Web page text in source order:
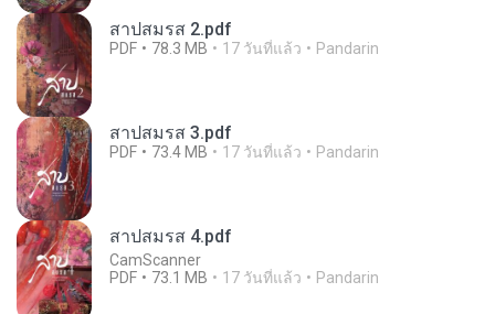
สาปสมรส 2.pdf
PDF 78.3 MB 17 วันที่แล้ว Pandarin
สาปสมรส 3.pdf
PDF 73.4 MB 17 วันที่แล้ว Pandarin
สาปสมรส 4.pdf
CamScanner
PDF
73.1 MB 17 วันที่แล้ว Pandarin